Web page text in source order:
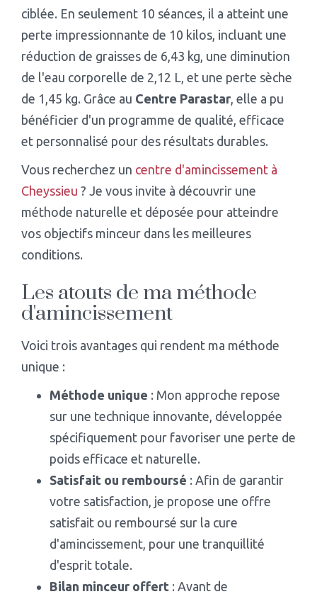
ciblée. En seulement 10 séances, il a atteint une
perte impressionnante de 10 kilos, incluant une
réduction de graisses de 6,43 kg, une diminution
de l'eau corporelle de 2,12 L, et une perte sèche
de 1,45 kg. Grâce au Centre Parastar , elle a pu
bénéficier d'un programme de qualité, efficace
et personnalisé pour des résultats durables.
Vous recherchez un centre d'amincissement à
Cheyssieu ? Je vous invite à découvrir une
méthode naturelle et déposée pour atteindre
vos objectifs minceur dans les meilleures
conditions.
Les atouts de ma méthode
d'amincissement
Voici trois avantages qui rendent ma méthode
unique :
Méthode unique : Mon approche repose
sur une technique innovante, développée
spécifiquement pour favoriser une perte de
poids efficace et naturelle.
Satisfait ou remboursé : Afin de garantir
votre satisfaction, je propose une offre
satisfait ou remboursé sur la cure
d'amincissement, pour une tranquillité
d'esprit totale.
Bilan minceur offert : Avant de